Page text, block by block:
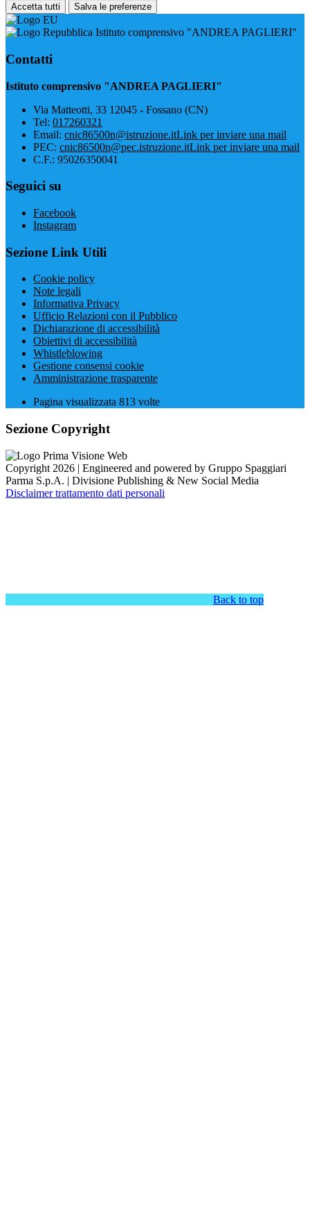
Accetta tutti Salva le preferenze
Istituto comprensivo "ANDREA PAGLIERI"
Contatti
Istituto comprensivo "ANDREA PAGLIERI"
Via Matteotti, 33 12045 - Fossano (CN)
Tel: 017260321
Email: cnic86500n@istruzione.itLink per inviare una mail
PEC: cnic86500n@pec.istruzione.itLink per inviare una mail
C.F.: 95026350041
Seguici su
Facebook
Instagram
Sezione Link Utili
Cookie policy
Note legali
Informativa Privacy
Ufficio Relazioni con il Pubblico
Dichiarazione di accessibilità
Obiettivi di accessibilità
Whistleblowing
Gestione consensi cookie
Amministrazione trasparente
Pagina visualizzata 813 volte
Sezione Copyright
Copyright 2026 | Engineered and powered by Gruppo Spaggiari
Parma S.p.A. | Divisione Publishing & New Social Media
Disclaimer trattamento dati personali
Back to top